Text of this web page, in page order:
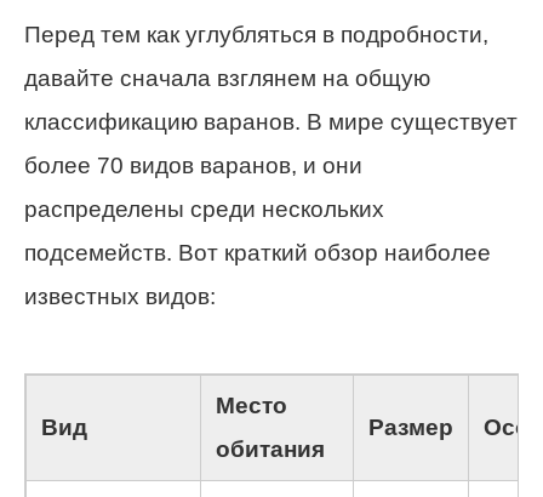
Перед тем как углубляться в подробности,
давайте сначала взглянем на общую
классификацию варанов. В мире существует
более 70 видов варанов, и они
распределены среди нескольких
подсемейств. Вот краткий обзор наиболее
известных видов:
Вид
Место
обитания
Размер